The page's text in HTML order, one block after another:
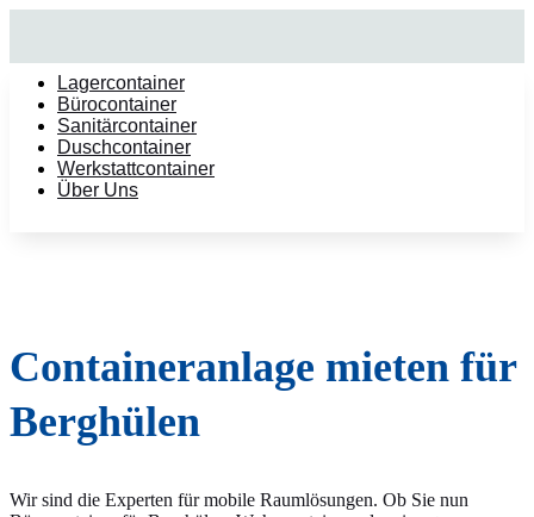
Lagercontainer
Bürocontainer
Sanitärcontainer
Duschcontainer
Werkstattcontainer
Über Uns
Containeranlage mieten für
Berghülen
Wir sind die Experten für mobile Raumlösungen. Ob Sie nun